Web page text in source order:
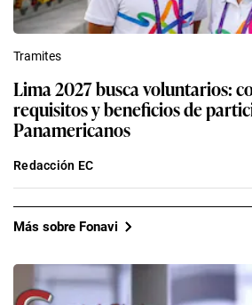
Tramites
Lima 2027 busca voluntarios:
requisitos y beneficios de
Panamericanos
Redacción EC
Más sobre Fonavi